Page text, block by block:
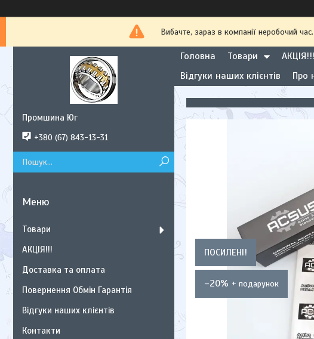
Вибачте, зараз в компанії
Головна Товари АКЦІЯ!!!
Відгуки наших клієнтів
Про
ПОСИЛЕНІ!
–20%
Промшина Юг
+380 (67) 843-13-31
Товари
АКЦІЯ!!!
Доставка та оплата
Повернення Обмін Гарантія
Відгуки наших клієнтів
Контакти